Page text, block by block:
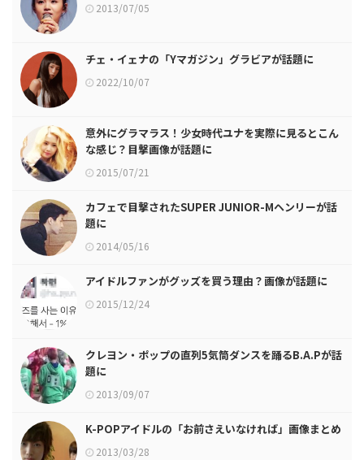
2013/07/05
チェ・イェナの「Yマガジン」グラビアが話題に
2022/10/07
意外にグラマラス！少女時代ユナを実際に見るとこん
な感じ？目撃画像が話題に
2015/07/21
カフェで目撃されたSUPER JUNIOR-Mヘンリーが話
題に
2014/05/16
アイドルファンがグッズを買う理由？画像が話題に
2015/12/24
クレヨン・ポップの直列5気筒ダンスを踊るB.A.Pが話
題に
2013/09/07
K-POPアイドルの「お前さえいなければ」画像まとめ
2013/03/28